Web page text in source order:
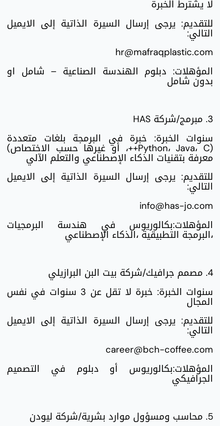
لا يشترط الخبرة
للتقديم: يرجى إرسال السيرة الذاتية إلى الايميل
التالي:
hr@mafraqplastic.com
المؤهلات: دبلوم الهندسة الصناعية – شامل او
بدون شامل
3. مبرمج/شركة HAS
سنوات الخبرة: خبرة في البرمجة بلغات متعددة
(Python، Java، C++، أو غيرها حسب الاختصاص)
معرفة بتقنيات الذكاء الإصطناعي والتعلم الآلي
للتقديم: يرجى إرسال السيرة الذاتية إلى الايميل
التالي:
info@has-jo.com
المؤهلات:بكالوريوس في هندسة البرمجيات
،البرمجة التطبيقية ،الذكاء الإصطناعي
4. مصمم جرافيك/شركة بيت البن البرازيلي
سنوات الخبرة: خبرة لا تقل عن 3 سنوات في نفس
المجال
للتقديم: يرجى إرسال السيرة الذاتية إلى الايميل
التالي:
career@bch-coffee.com
المؤهلات:بكالوريوس أو دبلوم في التصميم
الجرافيكي
5. محاسب ومسؤول موارد بشرية/شركة ليودن